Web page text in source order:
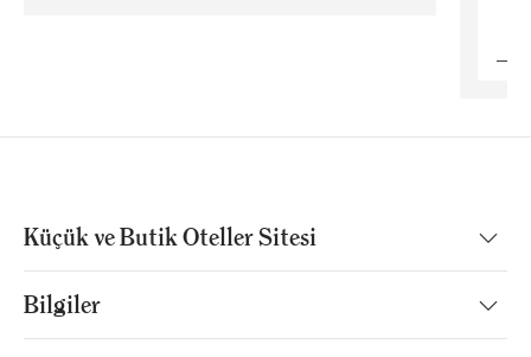
Küçük ve Butik Oteller Sitesi
Bilgiler